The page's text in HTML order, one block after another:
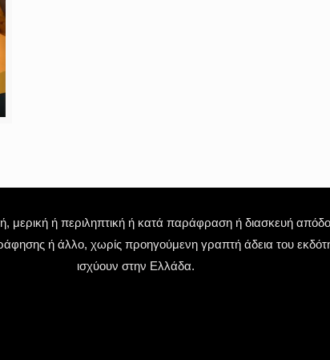
ή περιληπτική ή κατά παράφραση ή διασκευή
ή άλλο, χωρίς προηγούμενη γραπτή άδεια του
ισχύουν στην Ελλάδα.